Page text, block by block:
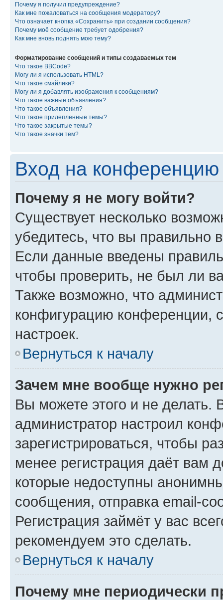
Почему я получил предупреждение?
Как мне пожаловаться на сообщения модератору?
Что означает кнопка «Сохранить» при создании сообщения?
Почему моё сообщение требует одобрения?
Как мне вновь поднять мою тему?
Форматирование сообщений и типы создаваемых тем
Что такое BBCode?
Могу ли я использовать HTML?
Что такое смайлики?
Могу ли я добавлять изображения к сообщениям?
Что такое важные объявления?
Что такое объявления?
Что такое прилепленные темы?
Что такое закрытые темы?
Что такое значки тем?
Вход на конференцию
Почему я не могу войти?
Существует несколько
убедитесь, что вы правильно
Если данные введены
чтобы проверить, не был ли
Также возможно, что
конфигурацию конференции,
настроек.
Вернуться к началу
Зачем мне вообще нужно
Вы можете этого и не делать.
администратор настроил
зарегистрироваться, чтобы
менее регистрация даёт вам
которые недоступны
сообщения, отправка email-
Регистрация займёт у вас
рекомендуем это сделать.
Вернуться к началу
Почему мне периодически